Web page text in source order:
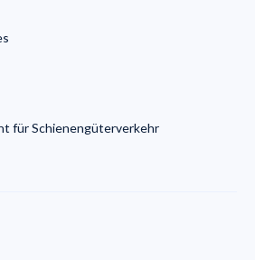
für Schienengüterverkehr